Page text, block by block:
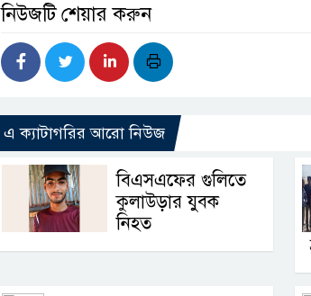
নিউজটি শেয়ার করুন
এ ক্যাটাগরির আরো নিউজ
বিএসএফের গুলিতে
কুলাউড়ার যুবক
নিহত